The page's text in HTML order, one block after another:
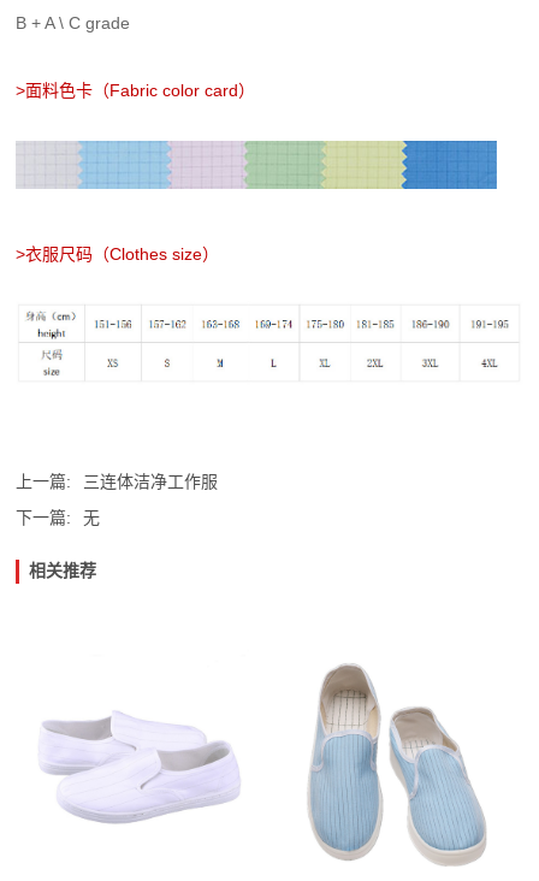
B + A \ C grade
>面料色卡 （Fabric color card）
>衣服尺码（Clothes size）
上一篇:
三连体洁净工作服
下一篇:
无
相关推荐